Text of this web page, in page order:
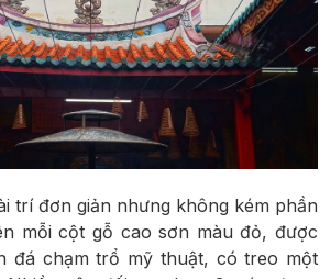
trí đơn giản nhưng không kém phần
mỗi cột gỗ cao sơn màu đỏ, được
đá chạm trổ mỹ thuật, có treo một